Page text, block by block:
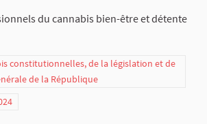
du cannabis bien-être et détente
constitutionnelles, de la législation et de
de la République